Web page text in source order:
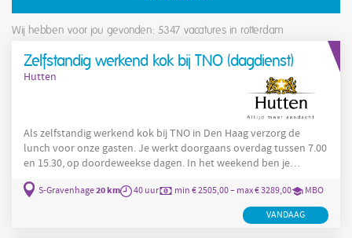
Wij hebben voor jou gevonden: 5347 vacatures in rotterdam
Zelfstandig werkend kok bij TNO (dagdienst)
Hutten
Als zelfstandig werkend kok bij TNO in Den Haag verzorg de
lunch voor onze gasten. Je werkt doorgaans overdag tussen 7.00
en 15.30, op doordeweekse dagen. In het weekend ben je
natuurlijk lekker vrij! De functie Als Zelfstandig Werkend Kok
verzorg je dagelijks de lunch voor circa 120 gasten samen mete
jouw team. Jouw taken en verantwoordelijkheden: Je bent
verantwoordelijk voor de voorbereiding, bereiding en
S-Gravenhage20 km 40 uur min € 2505,00 – max € 3289,00 MBO
VANDAAG